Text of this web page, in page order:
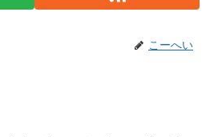
こーへい